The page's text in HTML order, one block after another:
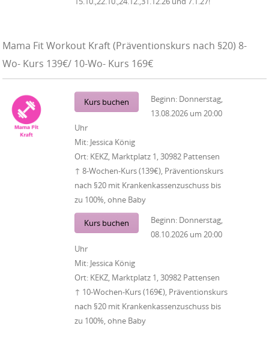
Mama Fit Workout Kraft (Präventionskurs nach §20) 8-
Wo- Kurs 139€/ 10-Wo- Kurs 169€
Kurs buchen Beginn: Donnerstag,
13.08.2026 um 20:00
Uhr
Mit: Jessica König
Ort: KEKZ, Marktplatz 1, 30982 Pattensen
↑ 8-Wochen-Kurs (139€), Präventionskurs
nach §20 mit Krankenkassenzuschuss bis
zu 100%, ohne Baby
Kurs buchen Beginn: Donnerstag,
08.10.2026 um 20:00
Uhr
Mit: Jessica König
Ort: KEKZ, Marktplatz 1, 30982 Pattensen
↑ 10-Wochen-Kurs (169€), Präventionskurs
nach §20 mit Krankenkassenzuschuss bis
zu 100%, ohne Baby